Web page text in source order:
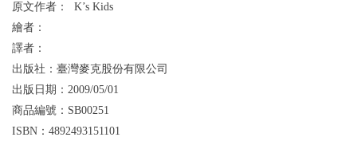
原文作者：
K’s Kids
繪者：
譯者：
出版社： 臺灣麥克股份有限公司
出版日期： 2009/05/01
商品編號： SB00251
ISBN： 4892493151101